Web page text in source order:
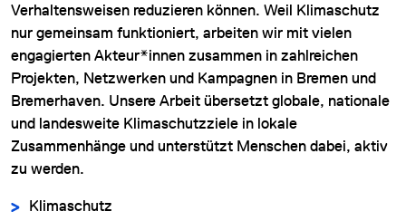
Verhaltensweisen reduzieren können. Weil Klimaschutz
nur gemeinsam funktioniert, arbeiten wir mit vielen
engagierten Akteur*innen zusammen in zahlreichen
Projekten, Netzwerken und Kampagnen in Bremen und
Bremerhaven. Unsere Arbeit übersetzt globale, nationale
und landesweite Klimaschutzziele in lokale
Zusammenhänge und unterstützt Menschen dabei, aktiv
zu werden.
Klimaschutz